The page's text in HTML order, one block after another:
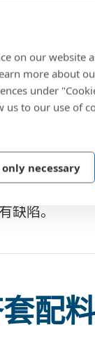
on our website
more about
under
us to our use of
necessary
耗时。更
有物料同时
缺陷。
配